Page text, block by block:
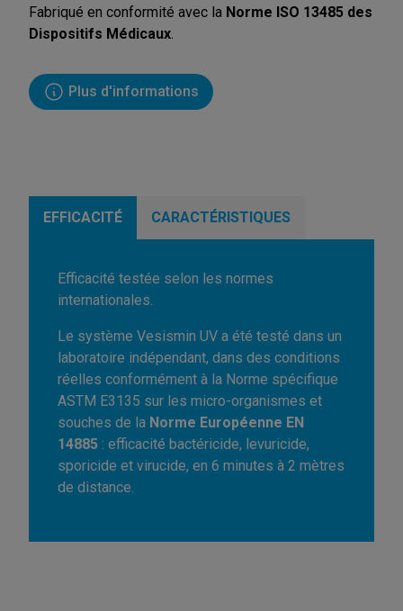
Fabriqué en conformité avec la Norme ISO 13485 des
Dispositifs Médicaux
Plus d'informations
EFFICACITÉ CARACTÉRISTIQUES
Efficacité testée selon les normes
internationales.
Le système Vesismin UV a été testé dans un
laboratoire indépendant, dans des conditions
réelles conformément à la Norme spécifique
ASTM E3135 sur les micro-organismes et
souches de la Norme Européenne EN
14885 : efficacité bactéricide, levuricide,
sporicide et virucide, en 6 minutes à 2 mètres
de distance.